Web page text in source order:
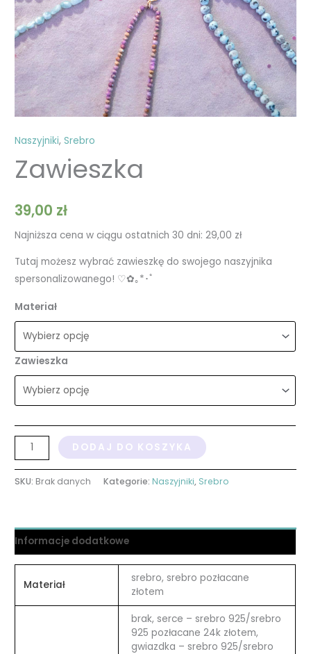
Naszyjniki,Srebro
Zawieszka
39,00 zł
Najniższa cena w ciągu ostatnich 30 dni:29,00 zł
Tutaj możesz wybrać zawieszkę do swojego naszyjnika
spersonalizowanego! ♡✿｡*･ﾟ
Materiał
Zawieszka
DODAJ DO KOSZYKA
SKU: Brak danych Kategorie:Naszyjniki, Srebro
Informacje dodatkowe
Materiał
srebro, srebro pozłacane
złotem
brak, serce – srebro 925/srebro
925 pozłacane 24k złotem,
gwiazdka – srebro 925/srebro